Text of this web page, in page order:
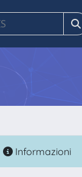
Informazioni